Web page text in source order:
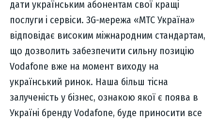
дати українським абонентам свої кращі
послуги і сервіси. 3G-мережа «МТС Україна»
відповідає високим міжнародним стандартам,
що дозволить забезпечити сильну позицію
Vodafone вже на момент виходу на
український ринок. Наша більш тісна
залученість у бізнес, ознакою якої є поява в
Україні бренду Vodafone, буде приносити все